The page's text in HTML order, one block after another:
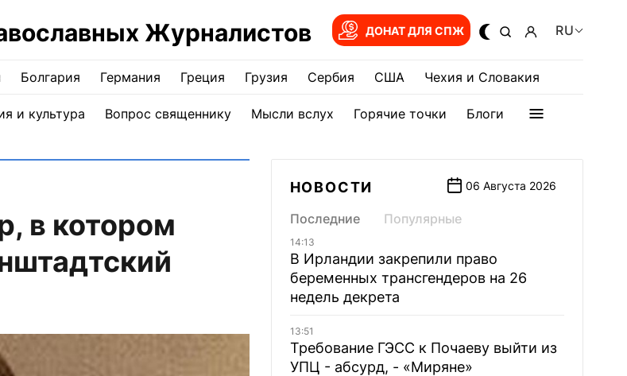
Журналистов ДОНАТ ДЛЯ СПЖ RU
Болгария Германия Греция Грузия Сербия США Чехия и Словакия
и культура Вопрос священнику Мысли вслух Горячие точки Блоги
в котором
НОВОСТИ 06 Августа 2026
Последние Популярные
14:13
В Ирландии закрепили право
беременных трансгендеров на 26
недель декрета
13:51
Требование ГЭСС к Почаеву выйти из
УПЦ - абсурд, - «Миряне»